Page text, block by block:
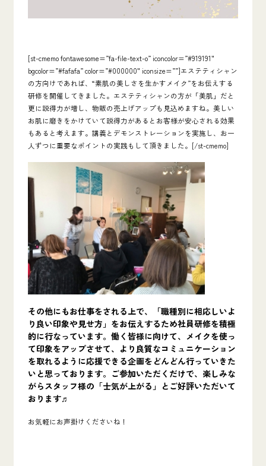
[st-cmemo fontawesome=”fa-file-text-o” iconcolor=”#919191″
bgcolor=”#fafafa” color=”#000000″ iconsize=””]エステティシャン
の方向けであれば、 “素肌の美しさを生かすメイク”をお伝えする
研修を開催してきました。エステティシャンの方が「美肌」だと
更に説得力が増し、物販の売上げアップも見込めますね。美しい
お肌に磨きをかけていて説得力があるとお客様が安心される効果
もあると考えます。講義とデモンストレーションを実施し、お一
人ずつに重要なポイントの実践もして頂きました。[/st-cmemo]
その他にもお仕事をされる上で、「職種別に相応しいよ
り良い印象や見せ方」をお伝えするため社員研修を積極
的に行なっています。働く皆様に向けて、メイクを使っ
て印象をアップさせて、より良質なコミュニケーション
を取れるように応援できる企画をどんどん行っていきた
いと思っております。 ご参加いただくだけで、楽しみな
がらスタッフ様の「士気が上がる」とご好評いただいて
おります♬
お気軽にお声掛けくださいね！